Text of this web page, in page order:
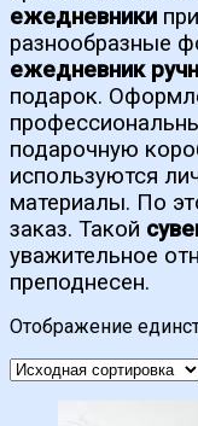
ежедневники
разнообразные
ежедневник
подарок.
подарочную
используются
материалы. По
заказ. Такой
уважительное
преподнесен.
Отображение